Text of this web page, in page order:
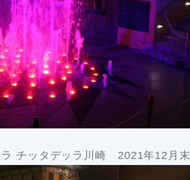
チッタデッラ川崎 2021年12月末